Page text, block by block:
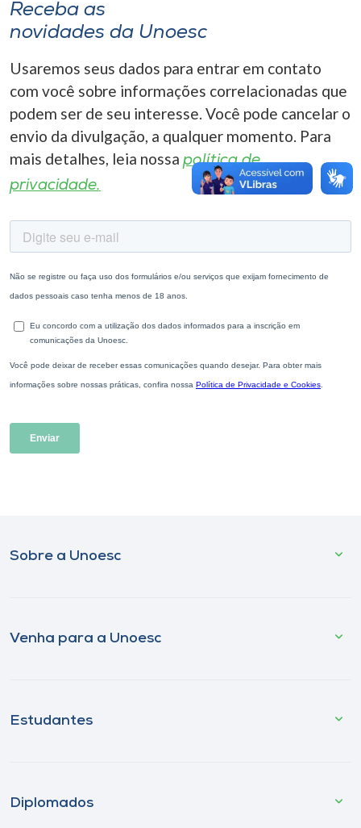
o idioma
A-
Receba as
novidades da Unoesc
Usaremos seus dados para entrar em contato
com você sobre informações correlacionadas que
podem ser de seu interesse. Você pode cancelar o
envio da divulgação, a qualquer momento. Para
mais detalhes, leia nossa política de
privacidade.
Sobre a Unoesc
Venha para a Unoesc
Estudantes
Diplomados